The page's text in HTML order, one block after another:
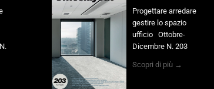
Progettare arredare
gestire lo spazio
ufficio Ottobre-
Dicembre N. 203
Scopri di più →